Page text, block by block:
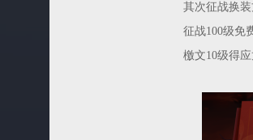
其次征战换
征战100级免
檄文10级得